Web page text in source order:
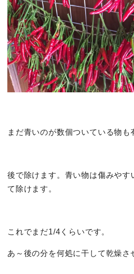
まだ青いのが数個ついている物も
後で除けます。青い物は傷みやす
て除けます。
これでまだ1/4くらいです。
あ～後の分を何処に干して乾燥さ